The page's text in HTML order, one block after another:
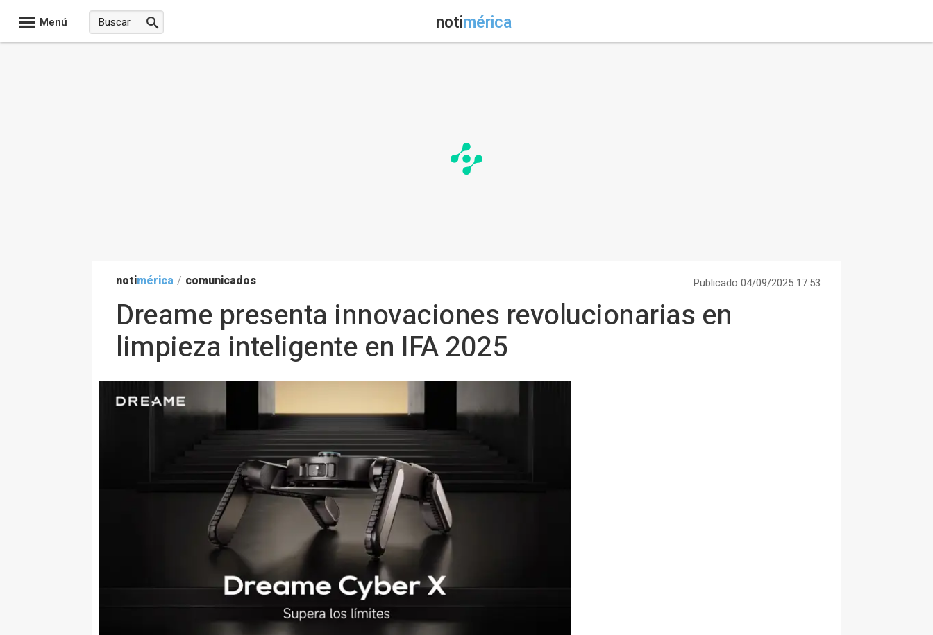
Menú notimérica
notimérica / comunicados Publicado 04/09/2025 17:53
Dreame presenta innovaciones revolucionarias en
limpieza inteligente en IFA 2025